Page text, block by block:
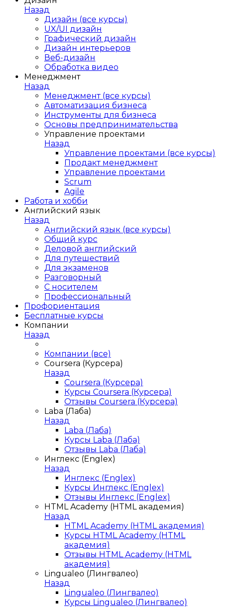
Назад
Дизайн (все курсы)
UX/UI дизайн
Графический дизайн
Дизайн интерьеров
Веб-дизайн
Обработка видео
Менеджмент
Назад
Менеджмент (все курсы)
Автоматизация бизнеса
Инструменты для бизнеса
Основы предпринимательства
Управление проектами
Назад
Управление проектами (все курсы)
Продакт менеджмент
Управление проектами
Scrum
Agile
Работа и хобби
Английский язык
Назад
Английский язык (все курсы)
Общий курс
Деловой английский
Для путешествий
Для экзаменов
Разговорный
С носителем
Профессиональный
Профориентация
Бесплатные курсы
Компании
Назад
Компании (все)
Coursera (Курсера)
Назад
Coursera (Курсера)
Курсы Coursera (Курсера)
Отзывы Coursera (Курсера)
Laba (Лаба)
Назад
Laba (Лаба)
Курсы Laba (Лаба)
Отзывы Laba (Лаба)
Инглекс (Englex)
Назад
Инглекс (Englex)
Курсы Инглекс (Englex)
Отзывы Инглекс (Englex)
HTML Academy (HTML академия)
Назад
HTML Academy (HTML академия)
Курсы HTML Academy (HTML
академия)
Отзывы HTML Academy (HTML
академия)
Lingualeo (Лингвалео)
Назад
Lingualeo (Лингвалео)
Курсы Lingualeo (Лингвалео)